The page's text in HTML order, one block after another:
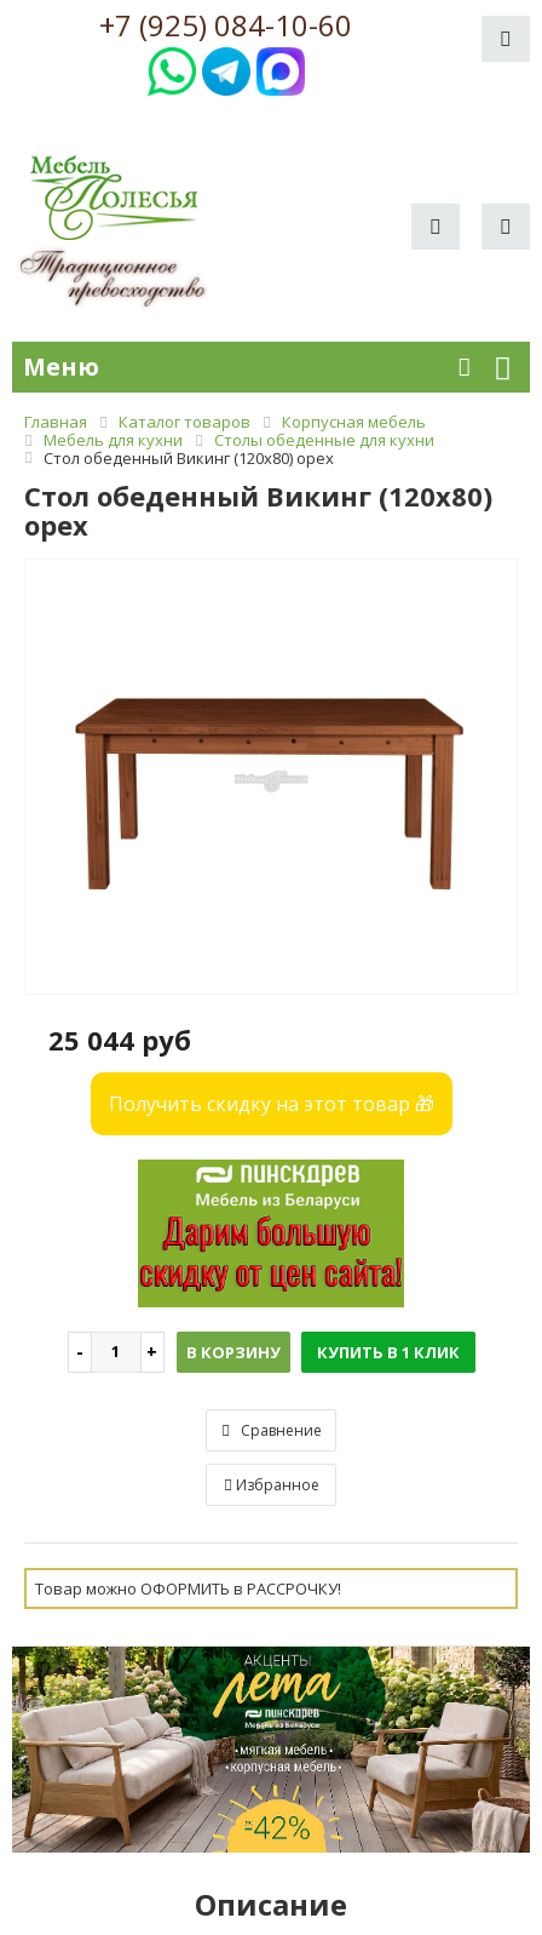
+7 (925) 084-10-60
Меню
Главная Каталог товаров
Корпусная мебель
Мебель для кухни
Столы обеденные для кухни
Стол обеденный Викинг (120х80) орех
Стол обеденный Викинг (120х80)
орех
25 044 руб
Получить скидку на этот товар 🎁
В КОРЗИНУ КУПИТЬ В 1 КЛИК
Сравнение
Избранное
Товар можно ОФОРМИТЬ в РАССРОЧКУ!
Описание